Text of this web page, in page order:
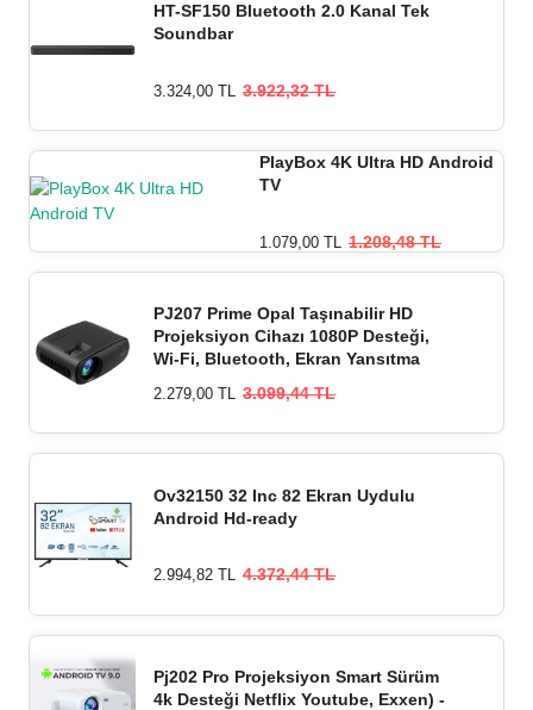
HT-SF150 Bluetooth 2.0 Kanal Tek
Soundbar
3.324,00 TL 3.922,32 TL
PlayBox 4K Ultra HD Android
TV
1.079,00 TL 1.208,48 TL
PJ207 Prime Opal Taşınabilir HD
Projeksiyon Cihazı 1080P Desteği,
Wi-Fi, Bluetooth, Ekran Yansıtma
2.279,00 TL 3.099,44 TL
Ov32150 32 Inc 82 Ekran Uydulu
Android Hd-ready
2.994,82 TL 4.372,44 TL
Pj202 Pro Projeksiyon Smart Sürüm
4k Desteği Netflix Youtube, Exxen) -